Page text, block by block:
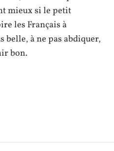
mieux si le petit
les Français à
à ne pas abdiquer,
bon.